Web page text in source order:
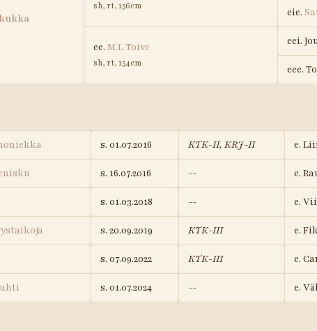
sh, rt, 156cm
eie.
ee. M.L Toive
sh, rt, 154cm
eei.
eee.
s. 01.07.2016 KTK-II, KRJ-II e.
s. 16.07.2016 -- e.
s. 01.03.2018 -- e.
s. 20.09.2019 KTK-III e.
s. 07.09.2022 KTK-III e.
s. 01.07.2024 -- e.